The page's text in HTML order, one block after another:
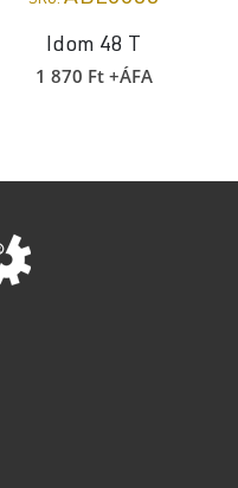
Idom 48 T
1 870 Ft+ÁFA